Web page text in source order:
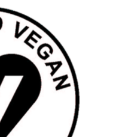
영시스템
(FSMS)
FSSC
22000은
“Food
Safety
System